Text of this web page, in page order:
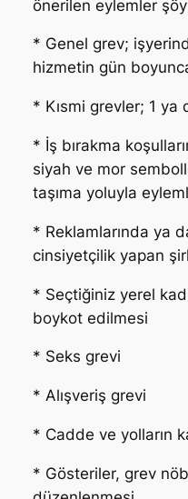
önerilen eylemler
* Genel grev;
hizmetin gün
* Kısmi grevler; 1 ya
* İş bırakma
siyah ve mor
taşıma yoluyla
* Reklamlarında ya
cinsiyetçilik yapan
* Seçtiğiniz yerel
boykot edilmesi
* Seks grevi
* Alışveriş grevi
* Cadde ve yolların
* Gösteriler, grev